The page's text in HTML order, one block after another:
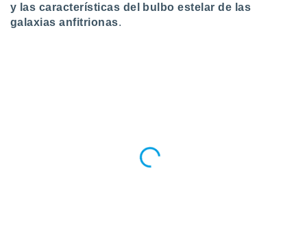
en
en
y las características del bulbo estelar de las
galaxias anfitrionas.